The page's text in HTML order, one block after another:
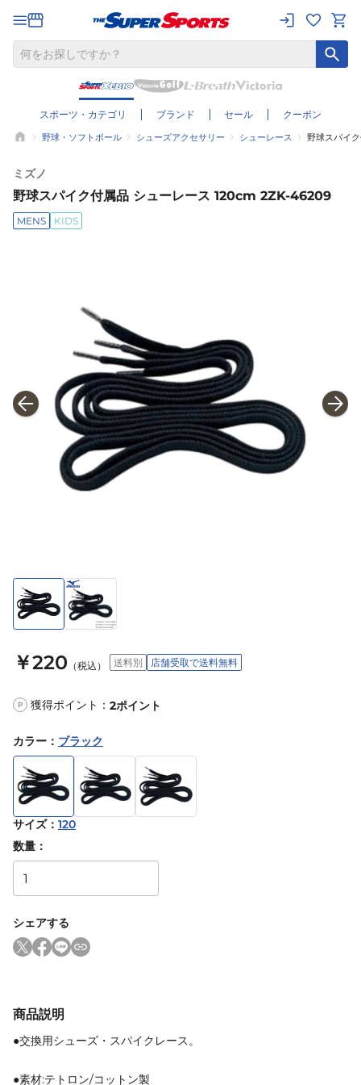
スポーツ・カテゴリ ブランド セール クーポン
野球・ソフトボール シューズアクセサリー シューレース 野球スパイ
ミズノ
野球スパイク付属品 シューレース 120cm 2ZK-46209
MENS KIDS
￥220 （税込） 送料別 店舗受取で送料無料
P 獲得ポイント： 2ポイント
カラー ： ブラック
サイズ： 120
数量：
シェアする
商品説明
●交換用シューズ・スパイクレース。
●素材:テトロン/コットン製